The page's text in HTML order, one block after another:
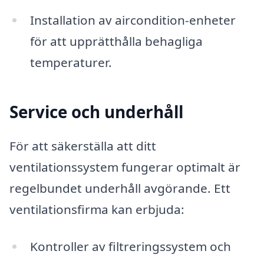
Installation av aircondition-enheter
för att upprätthålla behagliga
temperaturer.
Service och underhåll
För att säkerställa att ditt
ventilationssystem fungerar optimalt är
regelbundet underhåll avgörande. Ett
ventilationsfirma kan erbjuda:
Kontroller av filtreringssystem och